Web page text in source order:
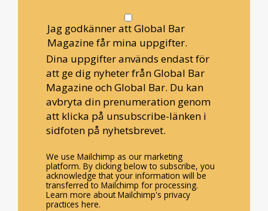
Jag godkänner att Global Bar
Magazine får mina uppgifter.
Dina uppgifter används endast för
att ge dig nyheter från Global Bar
Magazine och Global Bar. Du kan
avbryta din prenumeration genom
att klicka på unsubscribe-länken i
sidfoten på nyhetsbrevet.
We use Mailchimp as our marketing
platform. By clicking below to subscribe, you
acknowledge that your information will be
transferred to Mailchimp for processing.
Learn more about Mailchimp's privacy
practices here.